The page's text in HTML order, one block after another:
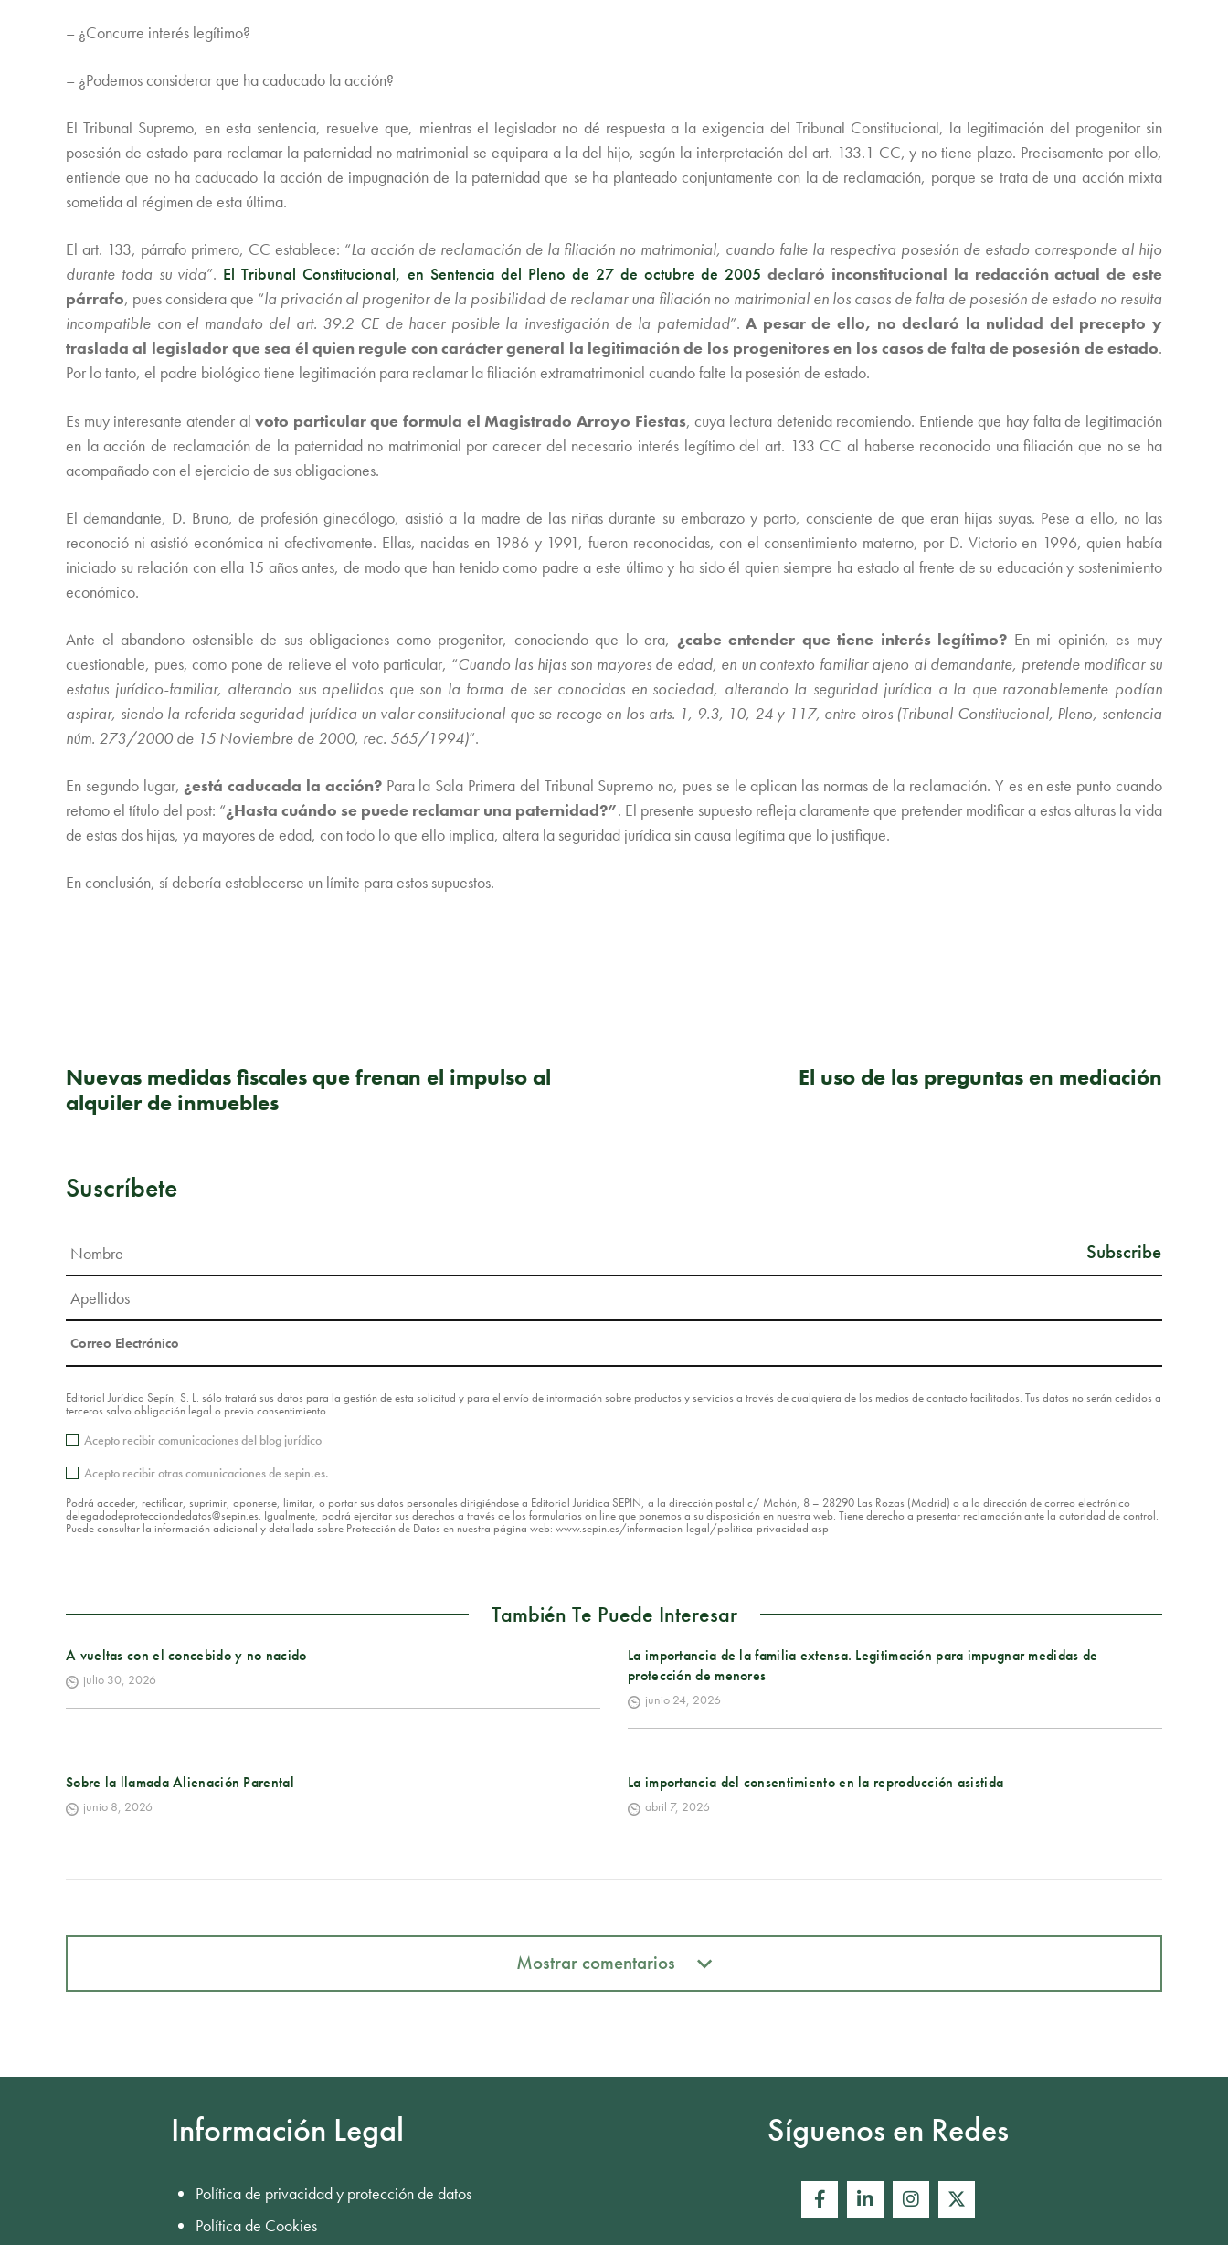
– ¿Concurre interés legítimo?
– ¿Podemos considerar que ha caducado la acción?
El Tribunal Supremo, en esta sentencia, resuelve que, mientras el legislador no dé respuesta a la exigencia del Tribunal Constitucional, la legitimación del progenitor sin
posesión de estado para reclamar la paternidad no matrimonial se equipara a la del hijo, según la interpretación del art. 133.1 CC, y no tiene plazo. Precisamente por ello,
entiende que no ha caducado la acción de impugnación de la paternidad que se ha planteado conjuntamente con la de reclamación, porque se trata de una acción mixta
sometida al régimen de esta última.
El art. 133, párrafo primero, CC establece: “La acción de reclamación de la filiación no matrimonial, cuando falte la respectiva posesión de estado corresponde al hijo
durante toda su vida”. El Tribunal Constitucional, en Sentencia del Pleno de 27 de octubre de 2005 declaró inconstitucional la redacción actual de este
párrafo, pues considera que “la privación al progenitor de la posibilidad de reclamar una filiación no matrimonial en los casos de falta de posesión de estado no resulta
incompatible con el mandato del art. 39.2 CE de hacer posible la investigación de la paternidad”.A pesar de ello, no declaró la nulidad del precepto y
traslada al legislador que sea él quien regule con carácter general la legitimación de los progenitores en los casos de falta de posesión de estado.
Por lo tanto, el padre biológico tiene legitimación para reclamar la filiación extramatrimonial cuando falte la posesión de estado.
Es muy interesante atender alvoto particular que formula el Magistrado Arroyo Fiestas, cuya lectura detenida recomiendo. Entiende que hay falta de legitimación
en la acción de reclamación de la paternidad no matrimonial por carecer del necesario interés legítimo del art. 133 CC al haberse reconocido una filiación que no se ha
acompañado con el ejercicio de sus obligaciones.
El demandante, D. Bruno, de profesión ginecólogo, asistió a la madre de las niñas durante su embarazo y parto, consciente de que eran hijas suyas. Pese a ello, no las
reconoció ni asistió económica ni afectivamente. Ellas, nacidas en 1986 y 1991, fueron reconocidas, con el consentimiento materno, por D. Victorio en 1996, quien había
iniciado su relación con ella 15 años antes, de modo que han tenido como padre a este último y ha sido él quien siempre ha estado al frente de su educación y sostenimiento
económico.
Ante el abandono ostensible de sus obligaciones como progenitor, conociendo que lo era, ¿cabe entender que tiene interés legítimo? En mi opinión, es muy
cuestionable, pues, como pone de relieve el voto particular, “Cuando las hijas son mayores de edad, en un contexto familiar ajeno al demandante, pretende modificar su
estatus jurídico-familiar, alterando sus apellidos que son la forma de ser conocidas en sociedad, alterando la seguridad jurídica a la que razonablemente podían
aspirar, siendo la referida seguridad jurídica un valor constitucional que se recoge en los arts. 1, 9.3, 10, 24 y 117, entre otros (Tribunal Constitucional, Pleno, sentencia
núm. 273/2000 de 15 Noviembre de 2000, rec. 565/1994)”.
En segundo lugar, ¿está caducada la acción?Para la Sala Primera del Tribunal Supremo no, pues se le aplican las normas de la reclamación. Y es en este punto cuando
retomo el título del post: “¿Hasta cuándo se puede reclamar una paternidad?”. El presente supuesto refleja claramente que pretender modificar a estas alturas la vida
de estas dos hijas, ya mayores de edad, con todo lo que ello implica, altera la seguridad jurídica sin causa legítima que lo justifique.
En conclusión, sí debería establecerse un límite para estos supuestos.
Nuevas medidas fiscales que frenan el impulso al
alquiler de inmuebles
El uso de las preguntas en mediación
Suscríbete
Editorial Jurídica Sepín, S. L. sólo tratará sus datos para la gestión de esta solicitud y para el envío de información sobre productos y servicios a través de cualquiera de los medios de contacto facilitados. Tus datos no serán cedidos a
terceros salvo obligación legal o previo consentimiento.
Acepto recibir comunicaciones del blog jurídico
Acepto recibir otras comunicaciones de sepin.es.
Podrá acceder, rectificar, suprimir, oponerse, limitar, o portar sus datos personales dirigiéndose a Editorial Jurídica SEPIN, a la dirección postal c/ Mahón, 8 – 28290 Las Rozas (Madrid) o a la dirección de correo electrónico
delegadodeprotecciondedatos@sepin.es. Igualmente, podrá ejercitar sus derechos a través de los formularios on line que ponemos a su disposición en nuestra web. Tiene derecho a presentar reclamación ante la autoridad de control.
Puede consultar la información adicional y detallada sobre Protección de Datos en nuestra página web: www.sepin.es/informacion-legal/politica-privacidad.asp
También Te Puede Interesar
A vueltas con el concebido y no nacido
julio 30, 2026
La importancia de la familia extensa. Legitimación para impugnar medidas de
protección de menores
junio 24, 2026
Sobre la llamada Alienación Parental
junio 8, 2026
La importancia del consentimiento en la reproducción asistida
abril 7, 2026
Mostrar comentarios
Información Legal
Política de privacidad y protección de datos
Política de Cookies
Síguenos en Redes